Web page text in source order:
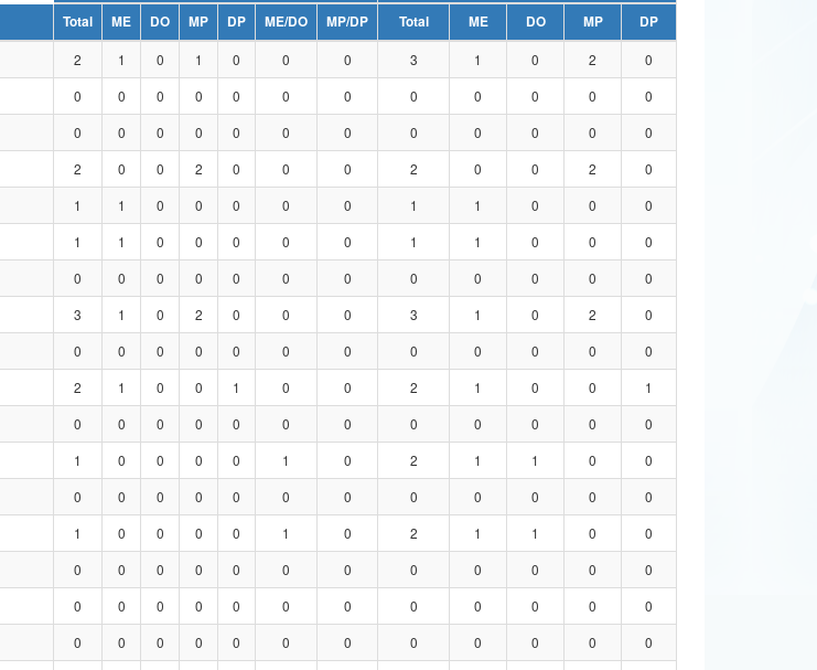
Total ME DO MP DP ME/DO MP/DP Total ME DO MP
DP
2 1 0 1 0 0 0 3 1 0 2
0
0 0 0 0 0 0 0 0 0 0 0
0
0 0 0 0 0 0 0 0 0 0 0
0
2 0 0 2 0 0 0 2 0 0 2
0
1 1 0 0 0 0 0 1 1 0 0
0
1 1 0 0 0 0 0 1 1 0 0
0
0 0 0 0 0 0 0 0 0 0 0
0
3 1 0 2 0 0 0 3 1 0 2
0
0 0 0 0 0 0 0 0 0 0 0
0
2 1 0 0 1 0 0 2 1 0 0
1
0 0 0 0 0 0 0 0 0 0 0
0
1 0 0 0 0 1 0 2 1 1 0
0
0 0 0 0 0 0 0 0 0 0 0
0
1 0 0 0 0 1 0 2 1 1 0
0
0 0 0 0 0 0 0 0 0 0 0
0
0 0 0 0 0 0 0 0 0 0 0
0
0 0 0 0 0 0 0 0 0 0 0
0